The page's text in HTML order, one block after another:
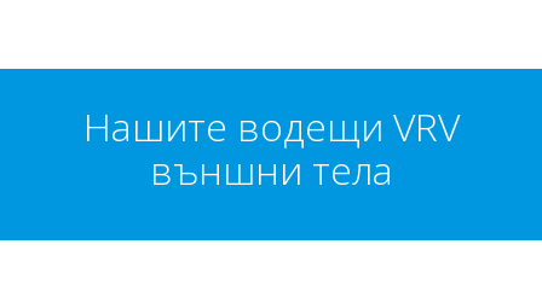
Нашите водещи VRV
външни тела